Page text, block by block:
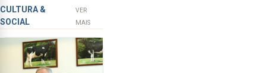
apanha
ilegal
de
lapas
entre
novos
instrumentos
CULTURA &
SOCIAL
VER
MAIS